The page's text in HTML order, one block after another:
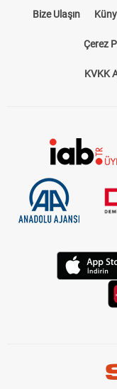
Bize Ulaşın
Çerez
KVKK